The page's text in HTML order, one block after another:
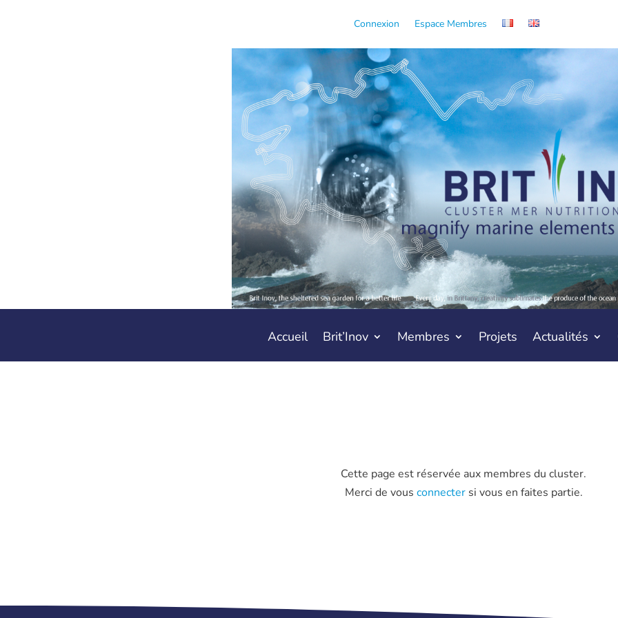
Connexion Espace Membres
Accueil Brit’Inov Membres Projets Actualités
Cette page est réservée aux membres du cluster.
Merci de vous connectersi vous en faites partie.